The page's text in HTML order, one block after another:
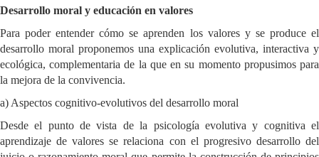
Desarrollo moral y educación en valores
Para poder entender cómo se aprenden los valores y se produce el
desarrollo moral proponemos una explicación evolutiva, interactiva y
ecológica, complementaria de la que en su momento propusimos para
la mejora de la convivencia.
a) Aspectos cognitivo-evolutivos del desarrollo moral
Desde el punto de vista de la psicología evolutiva y cognitiva el
aprendizaje de valores se relaciona con el progresivo desarrollo del